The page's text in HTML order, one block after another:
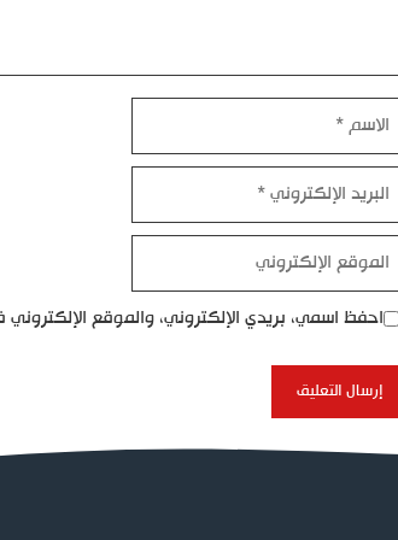
احفظ اسمي، بريدي الإلكتروني، والموقع